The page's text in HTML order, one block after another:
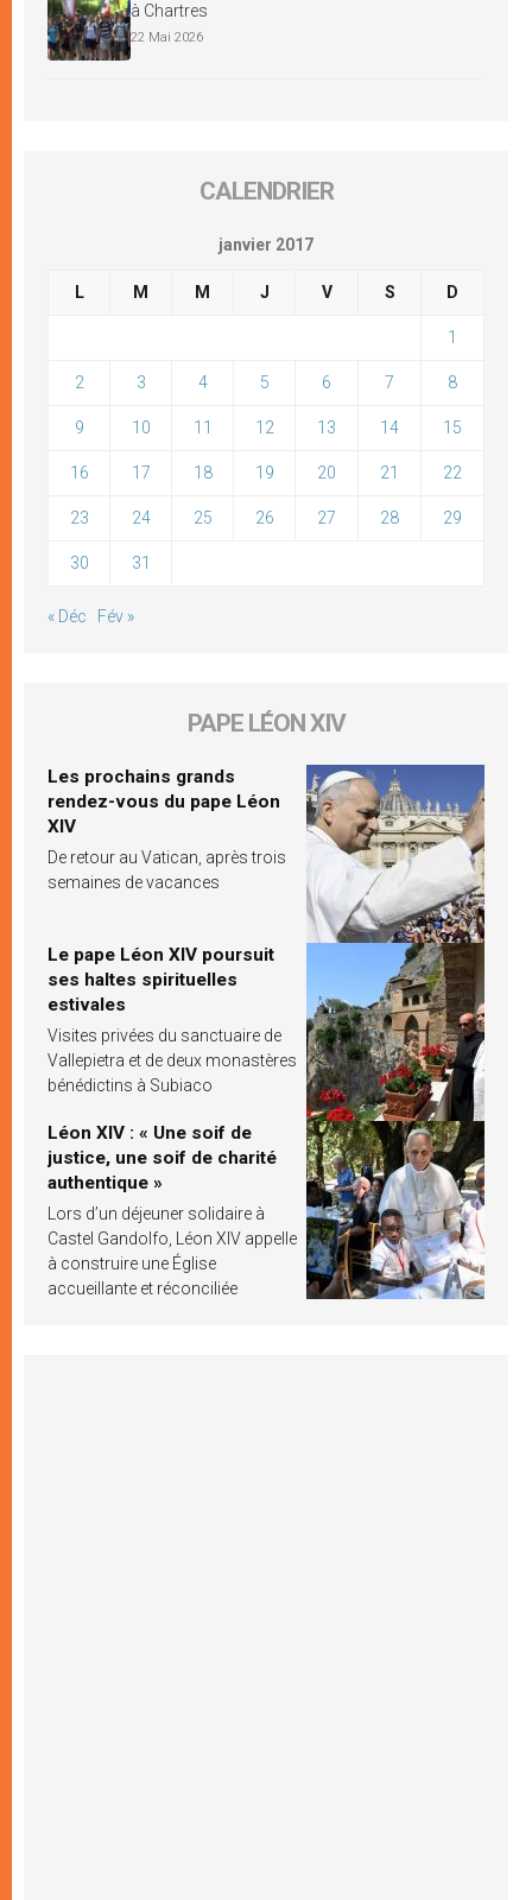
à Chartres
22 Mai 2026
CALENDRIER
janvier 2017
L M M J V S D
1
2 3 4 5 6 7 8
9 10 11 12 13 14 15
16 17 18 19 20 21 22
23 24 25 26 27 28 29
30 31
« Déc Fév »
PAPE LÉON XIV
Les prochains grands
rendez-vous du pape Léon
XIV
De retour au Vatican, après trois
semaines de vacances
Le pape Léon XIV poursuit
ses haltes spirituelles
estivales
Visites privées du sanctuaire de
Vallepietra et de deux monastères
bénédictins à Subiaco
Léon XIV : « Une soif de
justice, une soif de charité
authentique »
Lors d’un déjeuner solidaire à
Castel Gandolfo, Léon XIV appelle
à construire une Église
accueillante et réconciliée